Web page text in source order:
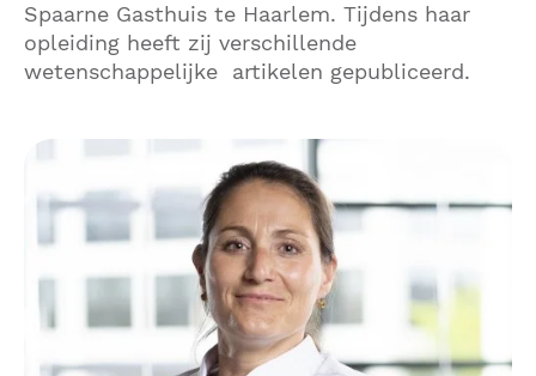
Spaarne Gasthuis te Haarlem. Tijdens haar
opleiding heeft zij verschillende
wetenschappelijke artikelen gepubliceerd.